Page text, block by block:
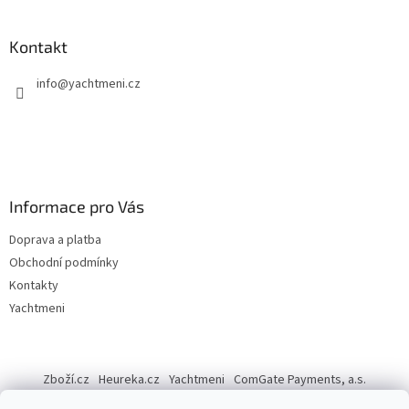
Kontakt
info@yachtmeni.cz
Informace pro Vás
Doprava a platba
Obchodní podmínky
Kontakty
Yachtmeni
Zboží.cz Heureka.cz Yachtmeni ComGate Payments, a.s.